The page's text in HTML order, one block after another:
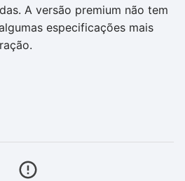
A versão premium não tem
especificações mais